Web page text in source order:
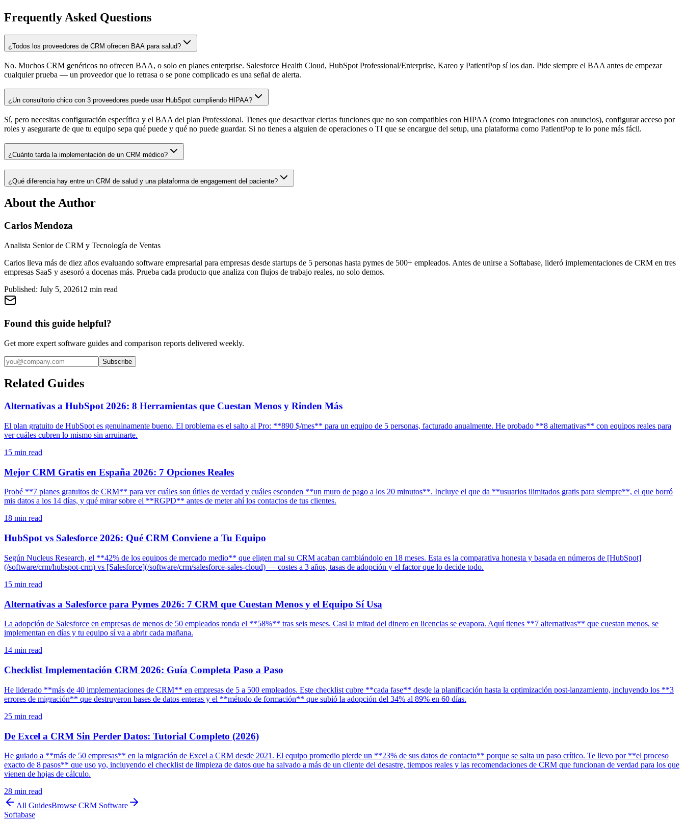
Frequently Asked Questions
¿Todos los proveedores de CRM ofrecen BAA para salud?
No. Muchos CRM genéricos no ofrecen BAA, o solo en planes enterprise. Salesforce Health Cloud, HubSpot Professional/Enterprise, Kareo y PatientPop sí los dan. Pide siempre el BAA antes de empezar
cualquier prueba — un proveedor que lo retrasa o se pone complicado es una señal de alerta.
¿Un consultorio chico con 3 proveedores puede usar HubSpot cumpliendo HIPAA?
Sí, pero necesitas configuración específica y el BAA del plan Professional. Tienes que desactivar ciertas funciones que no son compatibles con HIPAA (como integraciones con anuncios), configurar acceso por
roles y asegurarte de que tu equipo sepa qué puede y qué no puede guardar. Si no tienes a alguien de operaciones o TI que se encargue del setup, una plataforma como PatientPop te lo pone más fácil.
¿Cuánto tarda la implementación de un CRM médico?
¿Qué diferencia hay entre un CRM de salud y una plataforma de engagement del paciente?
About the Author
Carlos Mendoza
Analista Senior de CRM y Tecnología de Ventas
Carlos lleva más de diez años evaluando software empresarial para empresas desde startups de 5 personas hasta pymes de 500+ empleados. Antes de unirse a Softabase, lideró implementaciones de CRM en tres
empresas SaaS y asesoró a docenas más. Prueba cada producto que analiza con flujos de trabajo reales, no solo demos.
Published: July 5, 202612 min read
Found this guide helpful?
Get more expert software guides and comparison reports delivered weekly.
Subscribe
Related Guides
Alternativas a HubSpot 2026: 8 Herramientas que Cuestan Menos y Rinden Más
El plan gratuito de HubSpot es genuinamente bueno. El problema es el salto al Pro: **890 $/mes** para un equipo de 5 personas, facturado anualmente. He probado **8 alternativas** con equipos reales para
ver cuáles cubren lo mismo sin arruinarte.
15 min read
Mejor CRM Gratis en España 2026: 7 Opciones Reales
Probé **7 planes gratuitos de CRM** para ver cuáles son útiles de verdad y cuáles esconden **un muro de pago a los 20 minutos**. Incluye el que da **usuarios ilimitados gratis para siempre**, el que borró
mis datos a los 14 días, y qué mirar sobre el **RGPD** antes de meter ahí los contactos de tus clientes.
18 min read
HubSpot vs Salesforce 2026: Qué CRM Conviene a Tu Equipo
Según Nucleus Research, el **42% de los equipos de mercado medio** que eligen mal su CRM acaban cambiándolo en 18 meses. Esta es la comparativa honesta y basada en números de [HubSpot]
(/software/crm/hubspot-crm) vs [Salesforce](/software/crm/salesforce-sales-cloud) — costes a 3 años, tasas de adopción y el factor que lo decide todo.
15 min read
Alternativas a Salesforce para Pymes 2026: 7 CRM que Cuestan Menos y el Equipo Sí Usa
La adopción de Salesforce en empresas de menos de 50 empleados ronda el **58%** tras seis meses. Casi la mitad del dinero en licencias se evapora. Aquí tienes **7 alternativas** que cuestan menos, se
implementan en días y tu equipo sí va a abrir cada mañana.
14 min read
Checklist Implementación CRM 2026: Guía Completa Paso a Paso
He liderado **más de 40 implementaciones de CRM** en empresas de 5 a 500 empleados. Este checklist cubre **cada fase** desde la planificación hasta la optimización post-lanzamiento, incluyendo los **3
errores de migración** que destruyeron bases de datos enteras y el **método de formación** que subió la adopción del 34% al 89% en 60 días.
25 min read
De Excel a CRM Sin Perder Datos: Tutorial Completo (2026)
He guiado a **más de 50 empresas** en la migración de Excel a CRM desde 2021. El equipo promedio pierde un **23% de sus datos de contacto** porque se salta un paso crítico. Te llevo por **el proceso
exacto de 8 pasos** que uso yo, incluyendo el checklist de limpieza de datos que ha salvado a más de un cliente del desastre, tiempos reales y las recomendaciones de CRM que funcionan de verdad para los que
vienen de hojas de cálculo.
28 min read
All GuidesBrowse CRM Software
Softabase